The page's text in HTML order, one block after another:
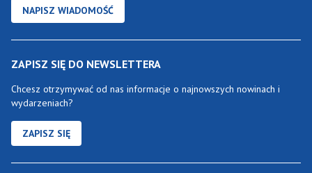
NAPISZ WIADOMOŚĆ
ZAPISZ SIĘ DO NEWSLETTERA
Chcesz otrzymywać od nas informacje o najnowszych nowinach i
wydarzeniach?
ZAPISZ SIĘ